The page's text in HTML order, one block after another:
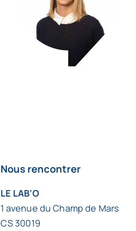
Nous rencontrer
LE LAB’O
1 avenue du Champ de Mars
CS 30019